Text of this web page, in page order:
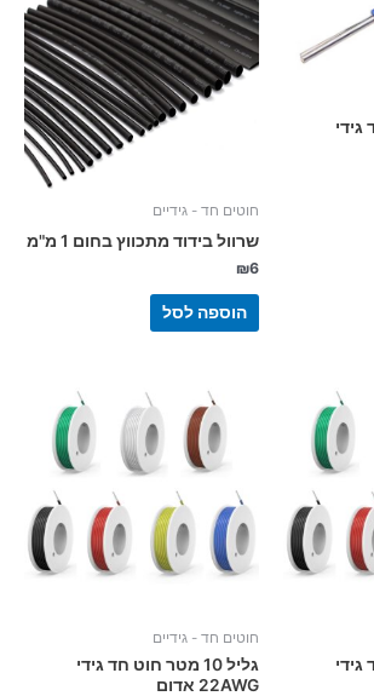
גידי
חוטים חד - גידיים
שרוול בידוד מתכווץ בחום 1 מ"מ
₪6
הוספה לסל
גידי
חוטים חד - גידיים
גליל 10 מטר חוט חד גידי
22AWG אדום